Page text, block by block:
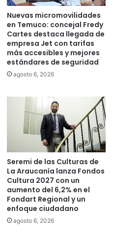
Nuevas micromovilidades
en Temuco: concejal Fredy
Cartes destaca llegada de
empresa Jet con tarifas
más accesibles y mejores
estándares de seguridad
agosto 6, 2026
Seremi de las Culturas de
La Araucanía lanza Fondos
Cultura 2027 con un
aumento del 6,2% en el
Fondart Regional y un
enfoque ciudadano
agosto 6, 2026